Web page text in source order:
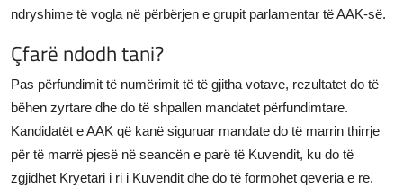
ndryshime të vogla në përbërjen e grupit parlamentar të AAK-së.
Çfarë ndodh tani?
Pas përfundimit të numërimit të të gjitha votave, rezultatet do të
bëhen zyrtare dhe do të shpallen mandatet përfundimtare.
Kandidatët e AAK që kanë siguruar mandate do të marrin thirrje
për të marrë pjesë në seancën e parë të Kuvendit, ku do të
zgjidhet Kryetari i ri i Kuvendit dhe do të formohet qeveria e re.